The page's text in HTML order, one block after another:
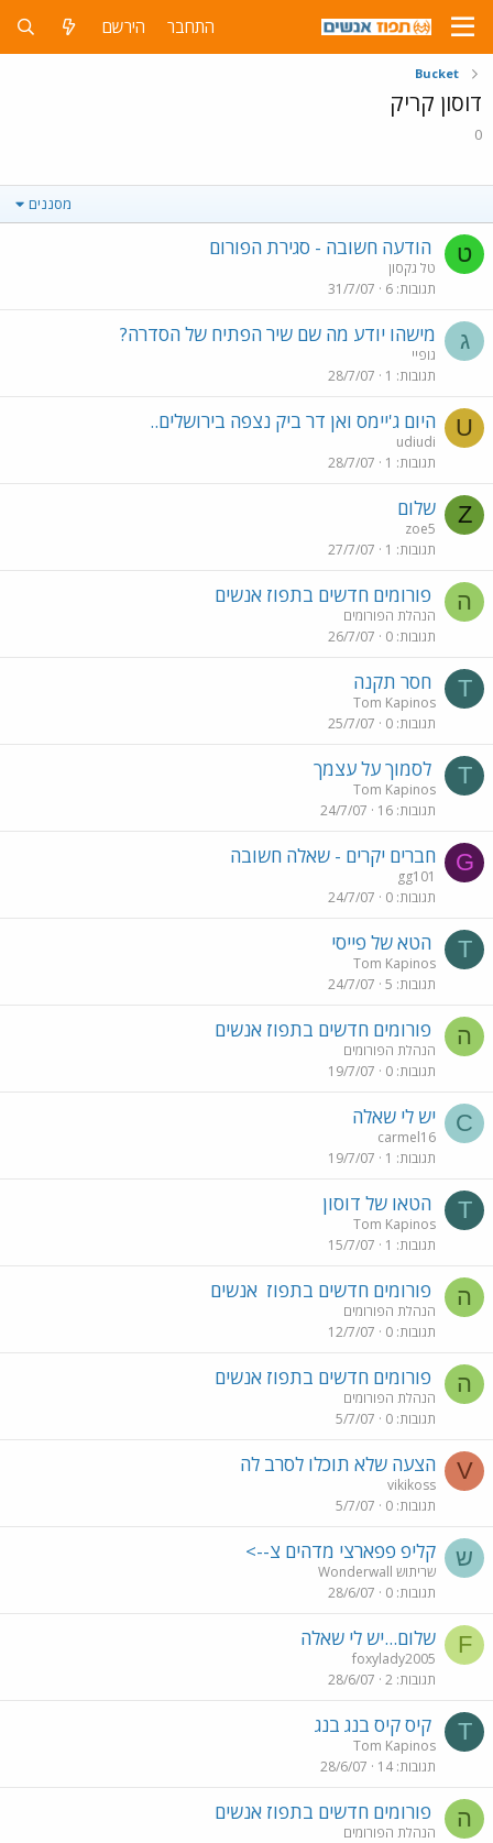
התחבר הירשם
Bucket
דוסון קריק
0
מסננים
ט הודעה חשובה - סגירת הפורום
טל גקסון
תגובות 6
31/7/07
ג מישהו יודע מה שם שיר הפתיח של הסדרה?
גופיי
תגובות 1
28/7/07
U היום ג'יימס ואן דר ביק נצפה בירושלים..
udiudi
תגובות 1
28/7/07
Z שלום
zoe5
תגובות 1
27/7/07
ה פורומים חדשים בתפוז אנשים
הנהלת הפורומים
תגובות 0
26/7/07
T חסר תקנה
Tom Kapinos
תגובות 0
25/7/07
T לסמוך על עצמך
Tom Kapinos
תגובות 16
24/7/07
G חברים יקרים - שאלה חשובה
gg101
תגובות 0
24/7/07
T הטא של פייסי
Tom Kapinos
תגובות 5
24/7/07
ה פורומים חדשים בתפוז אנשים
הנהלת הפורומים
תגובות 0
19/7/07
C יש לי שאלה
carmel16
תגובות 1
19/7/07
T הטאו של דוסון
Tom Kapinos
תגובות 1
15/7/07
ה פורומים חדשים בתפוז אנשים
הנהלת הפורומים
תגובות 0
12/7/07
ה פורומים חדשים בתפוז אנשים
הנהלת הפורומים
תגובות 0
5/7/07
V הצעה שלא תוכלו לסרב לה
vikikoss
תגובות 0
5/7/07
ש קליפ פפארצי מדהים צ-->
שריתוש Wonderwall
תגובות 0
28/6/07
F שלום...יש לי שאלה
foxylady2005
תגובות 2
28/6/07
T קיס קיס בנג בנג
Tom Kapinos
תגובות 14
28/6/07
ה פורומים חדשים בתפוז אנשים
הנהלת הפורומים